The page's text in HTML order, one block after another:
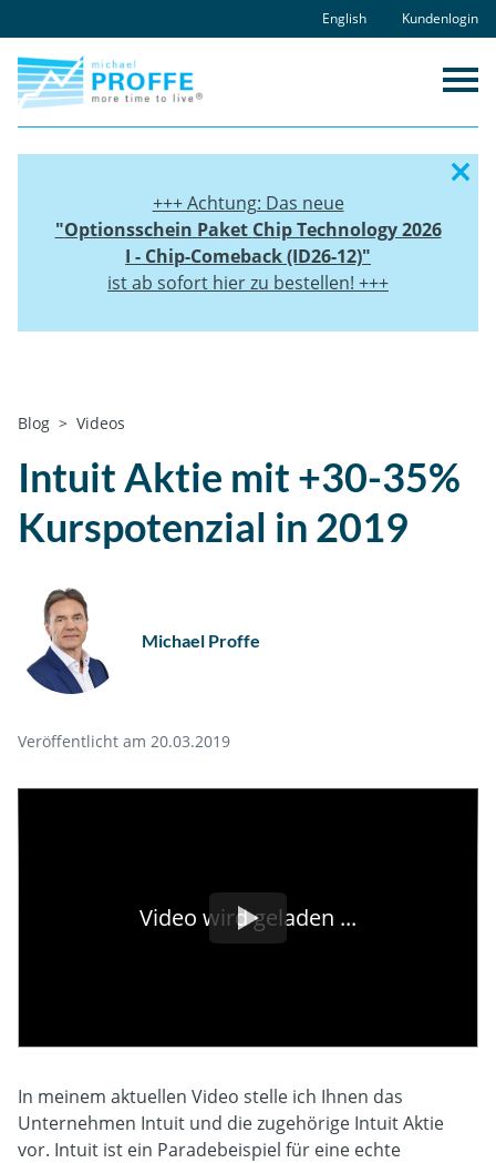
English Kundenlogin
+++ Achtung: Das neue
"Optionsschein Paket Chip Technology 2026
I - Chip-Comeback (ID26-12)"
ist ab sofort hier zu bestellen! +++
Home
Blog Videos
Intuit Aktie mit +30-35%
Kurspotenzial in 2019
Michael Proffe
Veröffentlicht am 20.03.2019
Video wird geladen ...
In meinem aktuellen Video stelle ich Ihnen das
Unternehmen Intuit und die zugehörige Intuit Aktie
vor. Intuit ist ein Paradebeispiel für eine echte